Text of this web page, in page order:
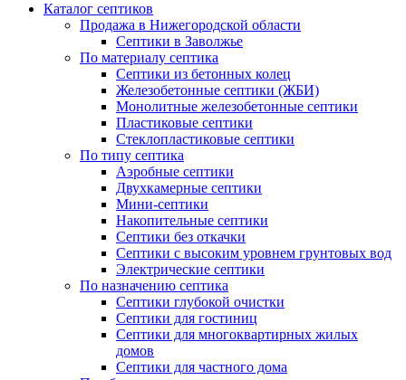
Каталог септиков
Продажа в Нижегородской области
Септики в Заволжье
По материалу септика
Септики из бетонных колец
Железобетонные септики (ЖБИ)
Монолитные железобетонные септики
Пластиковые септики
Стеклопластиковые септики
По типу септика
Аэробные септики
Двухкамерные септики
Мини-септики
Накопительные септики
Септики без откачки
Септики с высоким уровнем грунтовых вод
Электрические септики
По назначению септика
Септики глубокой очистки
Септики для гостиниц
Септики для многоквартирных жилых
домов
Септики для частного дома